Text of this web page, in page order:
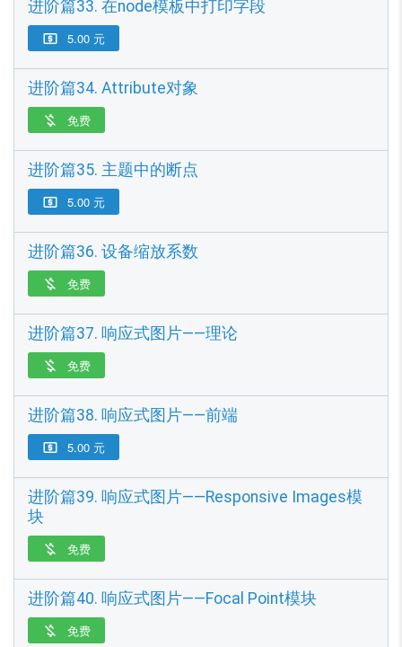
进阶篇33. 在node模板中打印字段
 5.00 元
进阶篇34. Attribute对象
 免费
进阶篇35. 主题中的断点
 5.00 元
进阶篇36. 设备缩放系数
 免费
进阶篇37. 响应式图片——理论
 免费
进阶篇38. 响应式图片——前端
 5.00 元
进阶篇39. 响应式图片——Responsive Images模
块
 免费
进阶篇40. 响应式图片——Focal Point模块
 免费